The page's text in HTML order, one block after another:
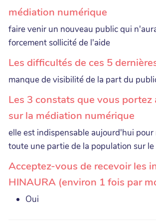
médiation numérique
faire venir un nouveau public qui
forcement sollicité de l'aide
Les difficultés de ces 5
manque de visibilité de la part du
Les 3 constats que vous
sur la médiation numérique
elle est indispensable aujourd'hui pour
toute une partie de la population sur le
Acceptez-vous de recevoir les
HINAURA (environ 1 fois par
Oui